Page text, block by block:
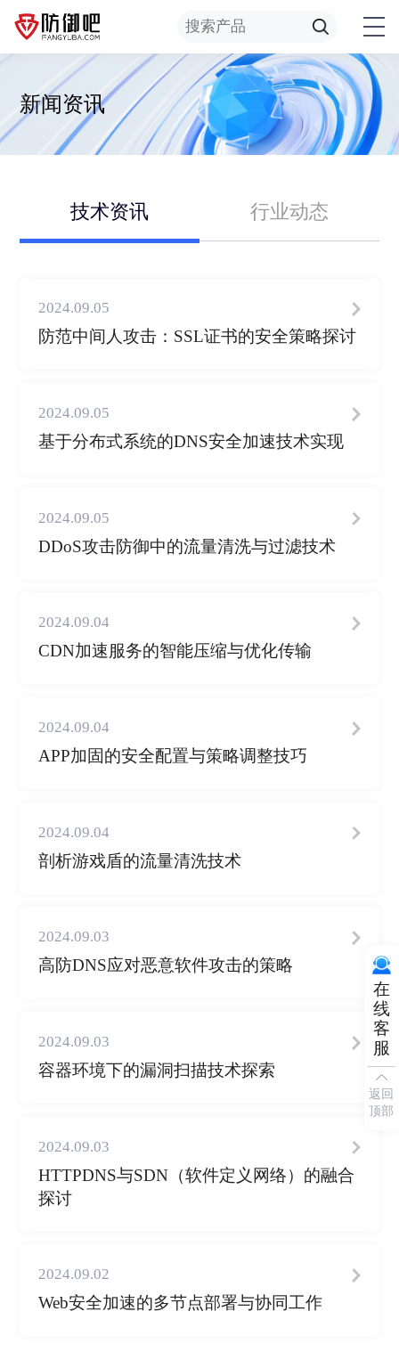
新闻资讯
技术资讯 行业动态
2024.09.05
防范中间人攻击：SSL证书的安全策略探讨
2024.09.05
基于分布式系统的DNS安全加速技术实现
2024.09.05
DDoS攻击防御中的流量清洗与过滤技术
2024.09.04
CDN加速服务的智能压缩与优化传输
2024.09.04
APP加固的安全配置与策略调整技巧
2024.09.04
剖析游戏盾的流量清洗技术
2024.09.03
高防DNS应对恶意软件攻击的策略
2024.09.03
容器环境下的漏洞扫描技术探索
2024.09.03
HTTPDNS与SDN（软件定义网络）的融合
探讨
2024.09.02
Web安全加速的多节点部署与协同工作
在
线
客
服
返回
顶部